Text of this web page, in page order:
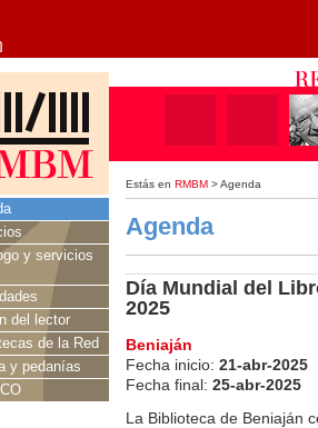
Estás en RMBM > Agenda
y servicios
del lector
de la Red
y pedanías
Agenda
Día Mundial del
2025
Beniaján
Fecha inicio: 21-abr-2025
Fecha final: 25-abr-2025
La Biblioteca de Beniaján